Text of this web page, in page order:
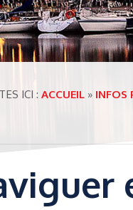
ICI : ACCUEIL» INFOS